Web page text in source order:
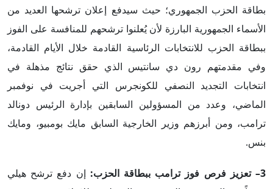
بطاقة الحزب الجمهوري؛ حيث سيدفع إعلان ترشحها العديد من
الأسماء الجمهورية البارزة لأن يُعلنوا ترشحهم للمنافسة على الفوز
ببطاقة الحزب للانتخابات الرئاسية القادمة خلال الأيام القادمة،
وفي مقدمتهم رون دي سانتيس الذي حقق نتائج مذهلة في
انتخابات التجديد النصفي للكونجرس التي أجريت في نوفمبر
الماضي، وعدد من المسؤولين السابقين بإدارة الرئيس دونالد
ترامب، ومن أبرزهم وزير الخارجية السابق مايك بومبيو، ومايك
بنس.
3– تعزيز فرص فوز ترامب ببطاقة الحزب: إن دفع ترشح هيلي